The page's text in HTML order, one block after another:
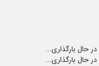
در حال بارگذاری...
در حال بارگذاری...